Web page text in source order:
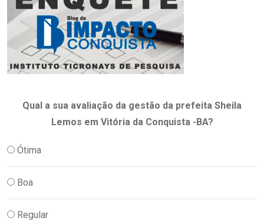
Qual a sua avaliação da gestão da prefeita Sheila
Lemos em Vitória da Conquista -BA?
Ótima
Boa
Regular